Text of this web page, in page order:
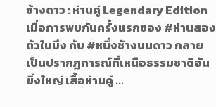
ช้างดาว : ห่านคู่ Legendary Edition
เมื่อการพบกันครั้งแรกของ #ห่านสอง
ตัวในบึง กับ #หนึ่งช้างบนดาว กลาย
เป็นปรากฏการณ์ที่เหนือธรรมชาติอัน
ยิ่งใหญ่ เสื้อห่านคู่ ...